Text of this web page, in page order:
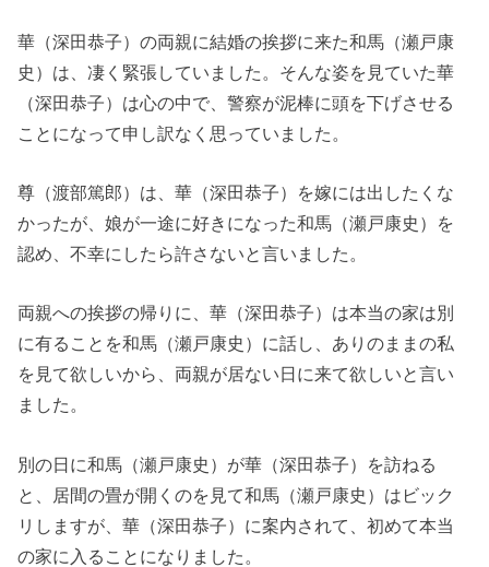
華（深田恭子）の両親に結婚の挨拶に来た和馬（瀬戸康
史）は、凄く緊張していました。そんな姿を見ていた華
（深田恭子）は心の中で、警察が泥棒に頭を下げさせる
ことになって申し訳なく思っていました。
尊（渡部篤郎）は、華（深田恭子）を嫁には出したくな
かったが、娘が一途に好きになった和馬（瀬戸康史）を
認め、不幸にしたら許さないと言いました。
両親への挨拶の帰りに、華（深田恭子）は本当の家は別
に有ることを和馬（瀬戸康史）に話し、ありのままの私
を見て欲しいから、両親が居ない日に来て欲しいと言い
ました。
別の日に和馬（瀬戸康史）が華（深田恭子）を訪ねる
と、居間の畳が開くのを見て和馬（瀬戸康史）はビック
リしますが、華（深田恭子）に案内されて、初めて本当
の家に入ることになりました。